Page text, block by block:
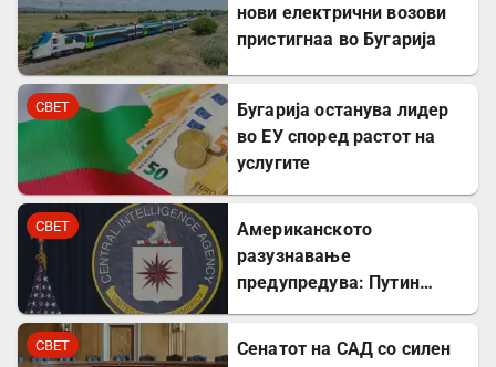
нови електрични возови
пристигнаа во Бугарија
СВЕТ
Бугарија останува лидер
во ЕУ според растот на
услугите
СВЕТ
Американското
разузнавање
предупредува: Путин
СВЕТ
Сенатот на САД со силен